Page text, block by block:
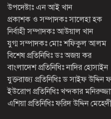
উপদেষ্টাঃ এন আই খান
প্রকাশক ও সম্পাদকঃ সালেহা হক
নির্বাহী সম্পাদকঃ আউয়াল খান
যুগ্ম সম্পাদকঃ মোঃ শফিকুল আলম
বিশেষ প্রতিনিধিঃ ডঃ অজয় কর
বাংলাদেশ প্রতিনিধিঃ নাদির হোসাইন
যুক্তরাজ্য প্রতিনিধিঃ ড সাইফ উদ্দিন
ইউরোপ প্রতিনিধিঃ খন্দকার
এশিয়া প্রতিনিধিঃ ফরিদ উদ্দিন